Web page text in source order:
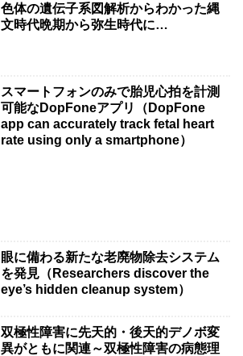
色体の遺伝子系図解析からわかった縄
文時代晩期から弥生時代に…
スマートフォンのみで胎児心拍を計測
可能なDopFoneアプリ（DopFone
app can accurately track fetal heart
rate using only a smartphone）
眼に備わる新たな老廃物除去システム
を発見（Researchers discover the
eye’s hidden cleanup system）
双極性障害に先天的・後天的デノボ変
異がともに関連～双極性障害の病態理